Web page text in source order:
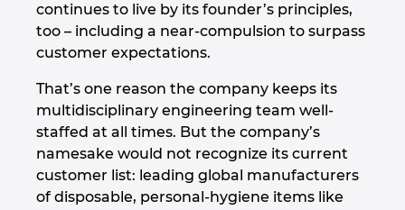
continues to live by its founder’s principles,
too – including a near-compulsion to surpass
customer expectations.
That’s one reason the company keeps its
multidisciplinary engineering team well-
staffed at all times. But the company’s
namesake would not recognize its current
customer list: leading global manufacturers
of disposable, personal-hygiene items like